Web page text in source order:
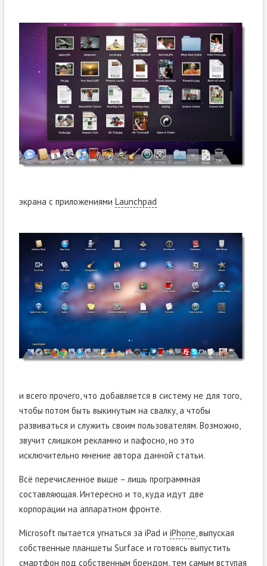
экрана с приложениями Launchpad
и всего прочего, что добавляется в систему не для того,
чтобы потом быть выкинутым на свалку, а чтобы
развиваться и служить своим пользователям. Возможно,
звучит слишком рекламно и пафосно, но это
исключительно мнение автора данной статьи.
Всё перечисленное выше – лишь программная
составляющая. Интересно и то, куда идут две
корпорации на аппаратном фронте.
Microsoft пытается угнаться за iPad и iPhone, выпуская
собственные планшеты Surface и готовясь выпустить
смартфон под собственным брендом, тем самым вступая